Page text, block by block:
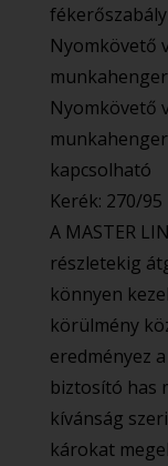
Nyomkövető
Nyomkövető
kapcsolható
Kerék: 270/95
A MASTER
részletekig
könnyen
körülmény
eredményez
biztosító has
kívánság
károkat